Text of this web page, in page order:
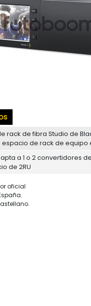
rack de fibra Studio de
espacio de rack de equipo
a 1 o 2 convertidores
de 2RU
oficial